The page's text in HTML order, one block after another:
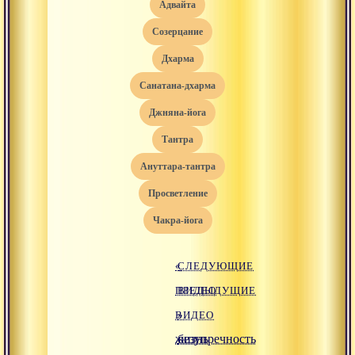
адвайта
созерцание
дхарма
санатана-дхарма
джняна-йога
тантра
ануттара-тантра
просветление
чакра-йога
«
ПРЕДЫДУЩИЕ
ВИДЕО
жизнь
СЛЕДУЮЩИЕ
ВИДЕО
»
безупречность